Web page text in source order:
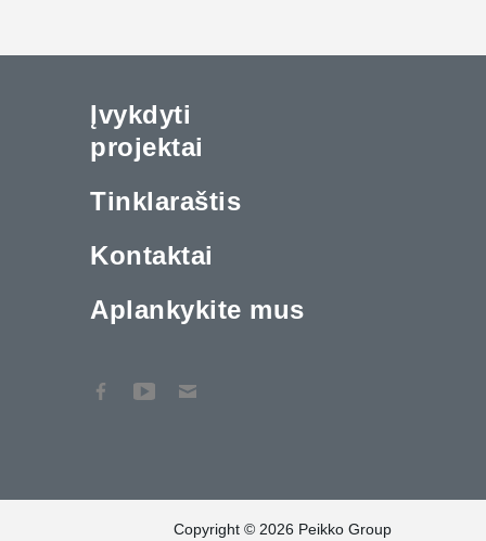
Įvykdyti
projektai
Tinklaraštis
Kontaktai
Aplankykite mus
Copyright © 2026 Peikko Group